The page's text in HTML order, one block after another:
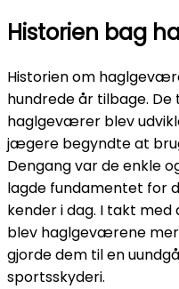
Historien bag
Historien om
hundrede år tilbage.
haglgeværer blev
jægere begyndte at
Dengang var de enkle
lagde fundamentet for
kender i dag. I takt med
blev haglgeværene
gjorde dem til en
sportsskyderi.